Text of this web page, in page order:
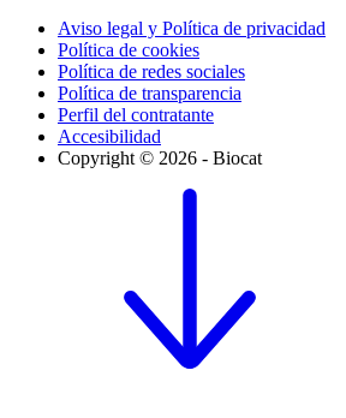
Aviso legal y Política de privacidad
Política de cookies
Política de redes sociales
Política de transparencia
Perfil del contratante
Accesibilidad
Copyright © 2026 - Biocat